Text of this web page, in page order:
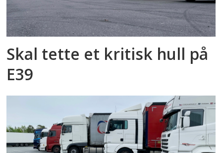
Skal tette et kritisk hull på
E39